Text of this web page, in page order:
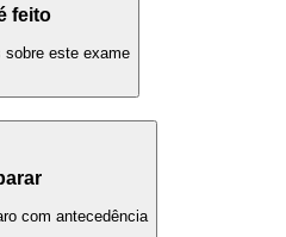
feito
sobre este exame
com antecedência